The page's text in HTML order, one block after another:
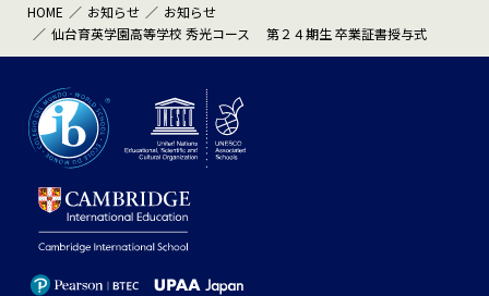
HOME お知らせ
お知らせ
仙台育英学園高等学校 秀光コース 第２４期生 卒業証書授与式